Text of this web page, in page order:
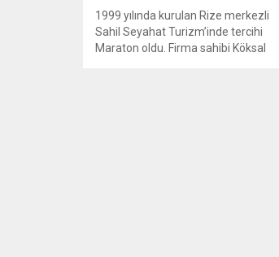
1999 yılında kurulan Rize merkezli
Sahil Seyahat Turizm’inde tercihi
Maraton oldu. Firma sahibi Köksal